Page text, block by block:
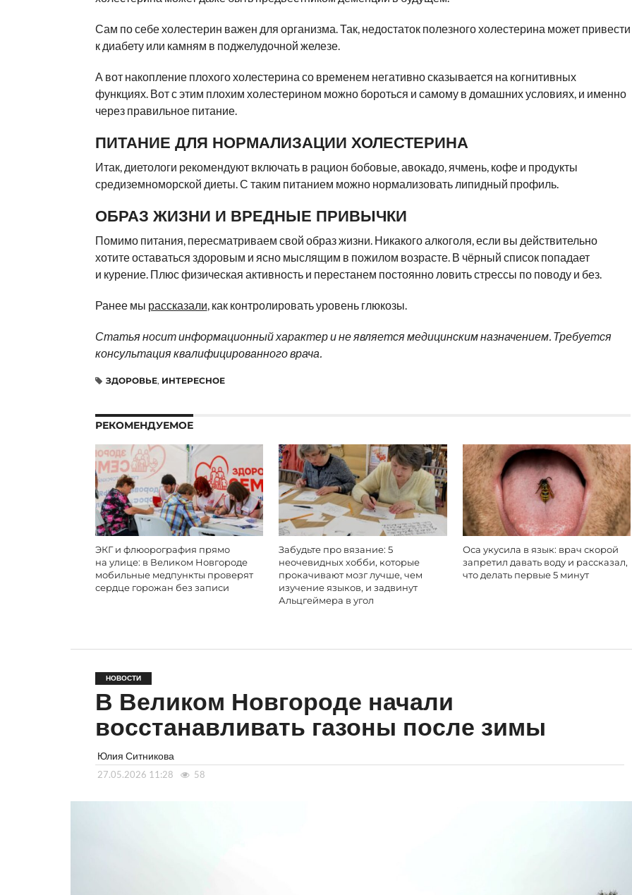
Сам по себе холестерин важен для организма. Так, недостаток полезного холестерина может привести
к диабету или камням в поджелудочной железе.
А вот накопление плохого холестерина со временем негативно сказывается на когнитивных
функциях. Вот с этим плохим холестерином можно бороться и самому в домашних условиях, и именно
через правильное питание.
ПИТАНИЕ ДЛЯ НОРМАЛИЗАЦИИ ХОЛЕСТЕРИНА
Итак, диетологи рекомендуют включать в рацион бобовые, авокадо, ячмень, кофе и продукты
средиземноморской диеты. С таким питанием можно нормализовать липидный профиль.
ОБРАЗ ЖИЗНИ И ВРЕДНЫЕ ПРИВЫЧКИ
Помимо питания, пересматриваем свой образ жизни. Никакого алкоголя, если вы действительно
хотите оставаться здоровым и ясно мыслящим в пожилом возрасте. В чёрный список попадает
и курение. Плюс физическая активность и перестанем постоянно ловить стрессы по поводу и без.
Ранее мы рассказали, как контролировать уровень глюкозы.
Статья носит информационный характер и не является медицинским назначением. Требуется
консультация квалифицированного врача.
ЗДОРОВЬЕ, ИНТЕРЕСНОЕ
РЕКОМЕНДУЕМОЕ
ЭКГ и флюорография прямо
на улице: в Великом Новгороде
мобильные медпункты проверят
сердце горожан без записи
Забудьте про вязание: 5
неочевидных хобби, которые
прокачивают мозг лучше, чем
изучение языков, и задвинут
Альцгеймера в угол
Оса укусила в язык: врач скорой
запретил давать воду и рассказал,
что делать первые 5 минут
НОВОСТИ
В Великом Новгороде начали
восстанавливать газоны после зимы
Юлия Ситникова
27.05.2026 11:28 58